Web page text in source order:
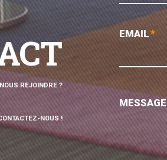
REJOINDRE ?
NOUS !
EMAIL*
MESSAGE